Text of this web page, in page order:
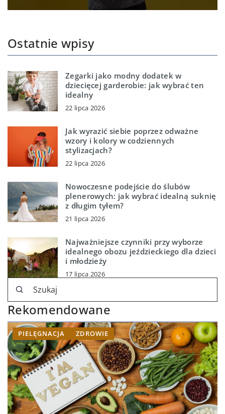
Ostatnie wpisy
Zegarki jako modny dodatek w
dziecięcej garderobie: jak wybrać ten
idealny
22 lipca 2026
Jak wyrazić siebie poprzez odważne
wzory i kolory w codziennych
stylizacjach?
22 lipca 2026
Nowoczesne podejście do ślubów
plenerowych: jak wybrać idealną suknię
z długim tyłem?
21 lipca 2026
Najważniejsze czynniki przy wyborze
idealnego obozu jeździeckiego dla dzieci
i młodzieży
17 lipca 2026
Rekomendowane
PIELĘGNACJA ZDROWIE